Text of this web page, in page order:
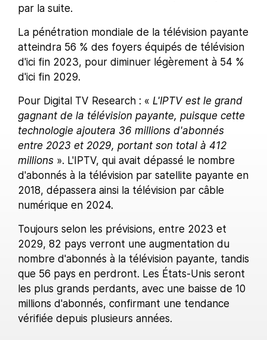
par la suite.
La pénétration mondiale de la télévision payante
atteindra 56 % des foyers équipés de télévision
d'ici fin 2023, pour diminuer légèrement à 54 %
d'ici fin 2029.
Pour Digital TV Research : « L'IPTV est le grand
gagnant de la télévision payante, puisque cette
technologie ajoutera 36 millions d'abonnés
entre 2023 et 2029, portant son total à 412
millions ». L'IPTV, qui avait dépassé le nombre
d'abonnés à la télévision par satellite payante en
2018, dépassera ainsi la télévision par câble
numérique en 2024.
Toujours selon les prévisions, entre 2023 et
2029, 82 pays verront une augmentation du
nombre d'abonnés à la télévision payante, tandis
que 56 pays en perdront. Les États-Unis seront
les plus grands perdants, avec une baisse de 10
millions d'abonnés, confirmant une tendance
vérifiée depuis plusieurs années.